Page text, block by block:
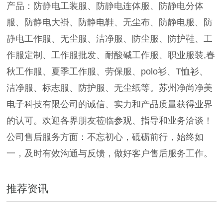
产品：防静电工装服、防静电连体服、防静电分体
服、防静电大褂、防静电鞋、无尘布、防静电服、防
静电工作服、无尘服、洁净服、防尘服、防护鞋、工
作服定制、工作服批发、耐酸碱工作服、职业服装,春
秋工作服、夏季工作服、劳保服、polo衫、T恤衫、
洁净服、标志服、防护服、无尘纸等。苏州净尚净美
电子科技有限公司的诚信、实力和产品质量获得业界
的认可。欢迎各界朋友莅临参观、指导和业务洽谈！
公司售后服务方面：不忘初心，砥砺前行，始终如
一，及时有效沟通与反馈，做好客户售后服务工作。
推荐资讯